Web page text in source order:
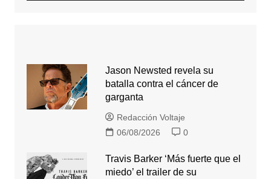
Jason Newsted revela su
batalla contra el cáncer de
garganta
Redacción Voltaje
06/08/2026
0
Travis Barker ‘Más fuerte que el
miedo’ el trailer de su